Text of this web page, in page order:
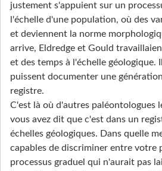
justement s'appuient sur un
l'échelle d'une population, où des
et deviennent la norme
arrive, Eldredge et Gould
et des temps à l'échelle géologique.
puissent documenter une
registre.
C'est là où d'autres paléontologues
vous avez dit que c'est dans un
échelles géologiques. Dans quelle
capables de discriminer entre votre
processus graduel qui n'aurait pas